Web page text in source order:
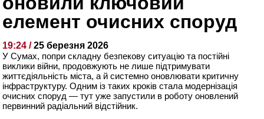
елемент очисних споруд
19:24 /25 березня 2026
У Сумах, попри складну безпекову ситуацію та постійні
виклики війни, продовжують не лише підтримувати
життєдіяльність міста, а й системно оновлювати критичну
інфраструктуру. Одним із таких кроків стала модернізація
очисних споруд — тут уже запустили в роботу оновлений
первинний радіальний відстійник.